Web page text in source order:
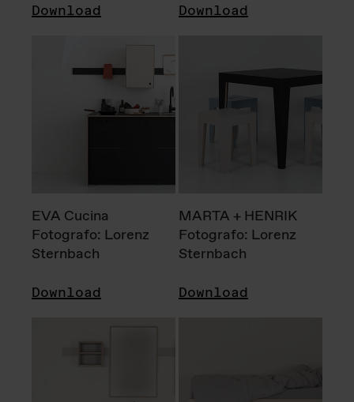
Download Download
EVA Cucina
Fotografo: Lorenz
Sternbach
Download
MARTA + HENRIK
Fotografo: Lorenz
Sternbach
Download